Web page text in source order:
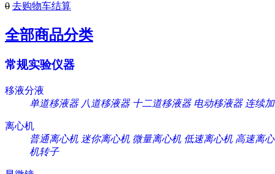
0 去购物车结算
全部商品分类
常规实验仪器
移液分液
单道移液器 八道移液器 十二道移液器 电动移液器 连续
离心机
普通离心机 迷你离心机 微量离心机 低速离心机 高速离
机转子